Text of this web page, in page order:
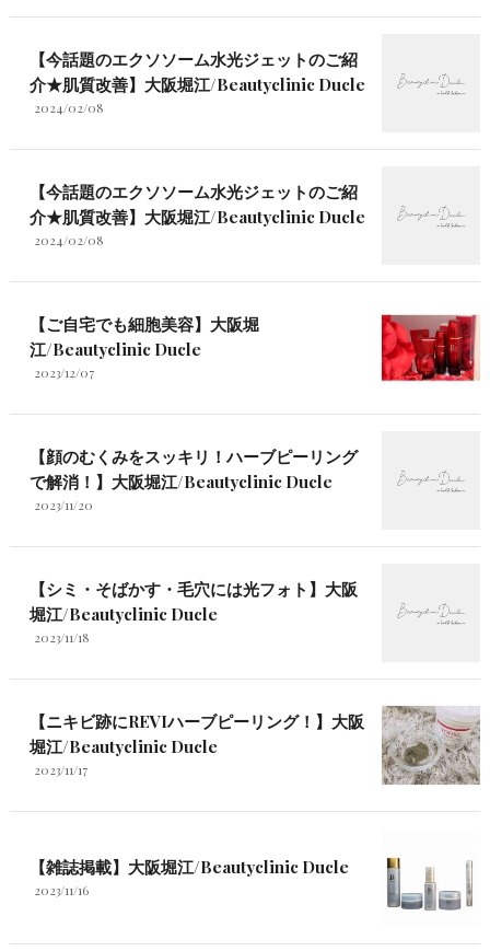
【今話題のエクソソーム水光ジェットのご紹
介★肌質改善】大阪堀江/Beautyclinic Ducle
2024/02/08
【今話題のエクソソーム水光ジェットのご紹
介★肌質改善】大阪堀江/Beautyclinic Ducle
2024/02/08
【ご自宅でも細胞美容】大阪堀
江/Beautyclinic Ducle
2023/12/07
【顔のむくみをスッキリ！ハーブピーリング
で解消！】大阪堀江/Beautyclinic Ducle
2023/11/20
【シミ・そばかす・毛穴には光フォト】大阪
堀江/Beautyclinic Ducle
2023/11/18
【ニキビ跡にREVIハーブピーリング！】大阪
堀江/Beautyclinic Ducle
2023/11/17
【雑誌掲載】大阪堀江/Beautyclinic Ducle
2023/11/16